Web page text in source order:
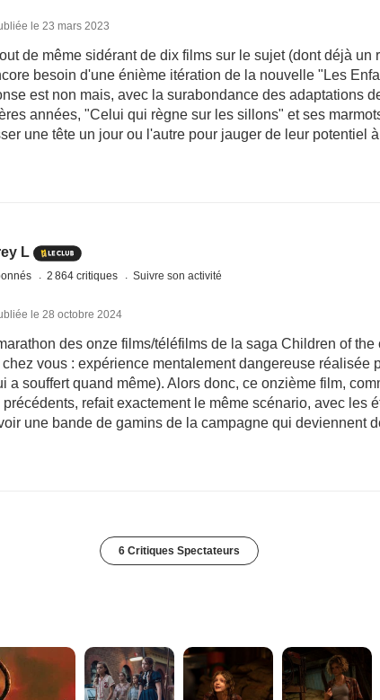
le 23 mars 2023
de même sidérant de dix films sur le sujet (dont déjà un
besoin d'une énième itération de la nouvelle "Les
est non mais, avec la surabondance des adaptations
années, "Celui qui règne sur les sillons" et ses
une tête un jour ou l'autre pour jauger de leur potentiel à
L
2 864 critiques Suivre son activité
le 28 octobre 2024
des onze films/téléfilms de la saga Children of the
vous : expérience mentalement dangereuse réalisée
a souffert quand même). Alors donc, ce onzième film,
refait exactement le même scénario, avec les
une bande de gamins de la campagne qui deviennent
6 Critiques Spectateurs